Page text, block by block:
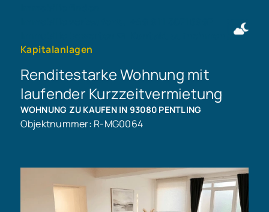
Kapitalanlagen
Renditestarke Wohnung mit
laufender Kurzzeitvermietung
WOHNUNG ZU KAUFEN IN 93080 PENTLING
Objektnummer: R-MG0064